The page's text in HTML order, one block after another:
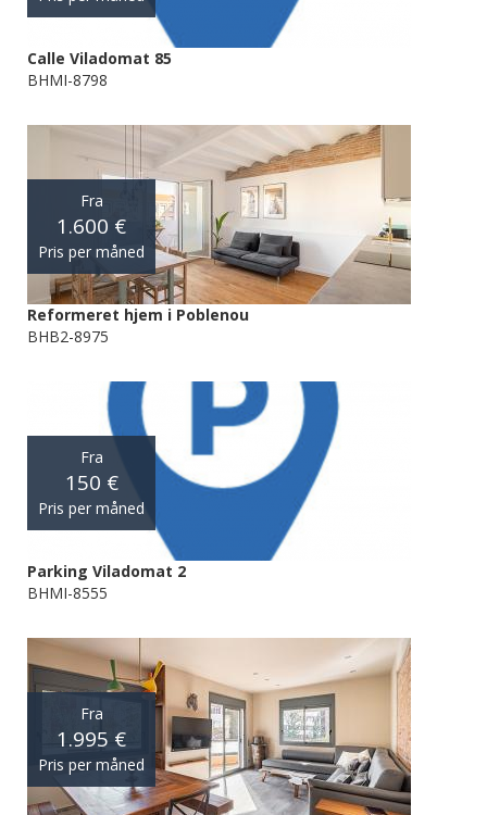
Calle Viladomat 85
BHMI-8798
Fra
1.600 €
Pris per måned
Reformeret hjem i Poblenou
BHB2-8975
Fra
150 €
Pris per måned
Parking Viladomat 2
BHMI-8555
Fra
1.995 €
Pris per måned